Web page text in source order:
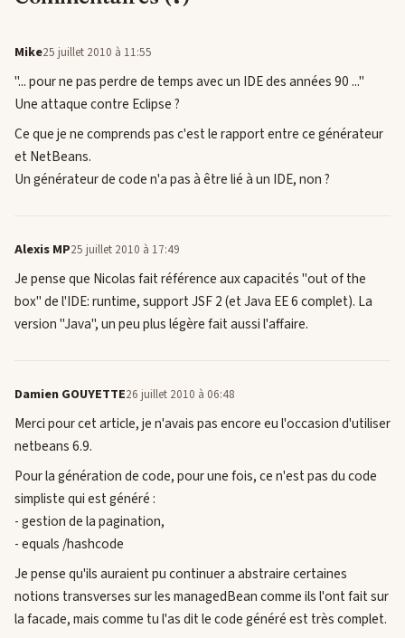
Mike25 juillet 2010 à 11:55
"... pour ne pas perdre de temps avec un IDE des années 90 ..."
Une attaque contre Eclipse ?
Ce que je ne comprends pas c'est le rapport entre ce générateur
et NetBeans.
Un générateur de code n'a pas à être lié à un IDE, non ?
Alexis MP25 juillet 2010 à 17:49
Je pense que Nicolas fait référence aux capacités "out of the
box" de l'IDE: runtime, support JSF 2 (et Java EE 6 complet). La
version "Java", un peu plus légère fait aussi l'affaire.
Damien GOUYETTE26 juillet 2010 à 06:48
Merci pour cet article, je n'avais pas encore eu l'occasion d'utiliser
netbeans 6.9.
Pour la génération de code, pour une fois, ce n'est pas du code
simpliste qui est généré :
- gestion de la pagination,
- equals /hashcode
Je pense qu'ils auraient pu continuer a abstraire certaines
notions transverses sur les managedBean comme ils l'ont fait sur
la facade, mais comme tu l'as dit le code généré est très complet.